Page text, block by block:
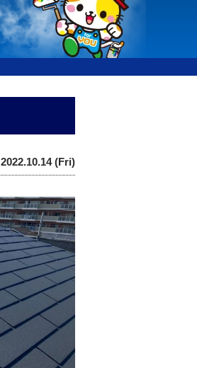
2022.10.14 (Fri)